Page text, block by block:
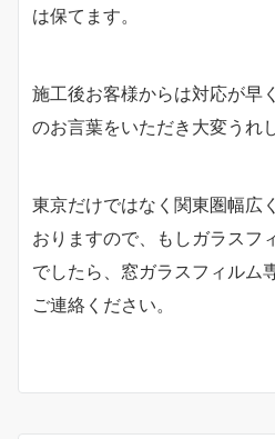
は保てます。
施工後お客様からは対応が早
のお言葉をいただき大変うれ
東京だけではなく関東圏幅広
おりますので、もしガラスフ
でしたら、窓ガラスフィルム
ご連絡ください。